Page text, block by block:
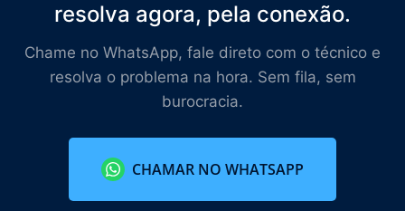
resolva agora, pela conexão.
Chame no WhatsApp, fale direto com o técnico e
resolva o problema na hora. Sem fila, sem
burocracia.
CHAMAR NO WHATSAPP